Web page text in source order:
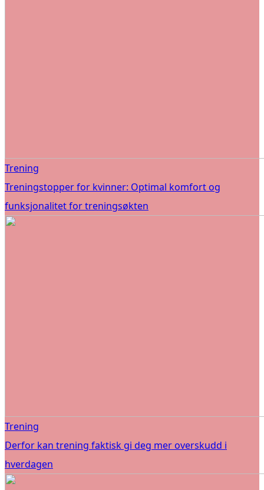
Trening
Treningstopper for kvinner: Optimal komfort og
funksjonalitet for treningsøkten
Trening
Derfor kan trening faktisk gi deg mer overskudd i
hverdagen